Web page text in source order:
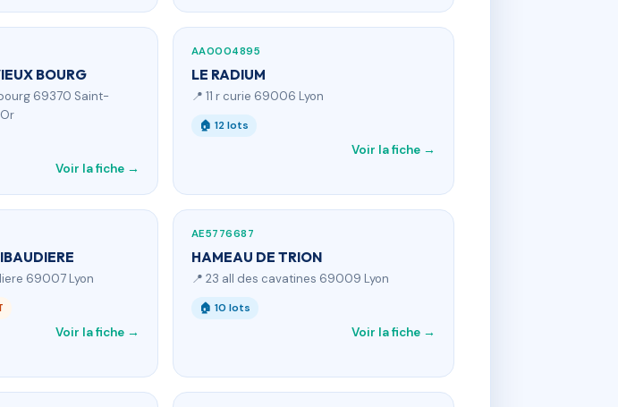
BOURG
69370 Saint-
Voir la fiche →
AA0004895
LE RADIUM
📍 11 r curie 69006 Lyon
🏠 12 lots
Voir la fiche →
69007 Lyon
Voir la fiche →
AE5776687
HAMEAU DE TRION
📍 23 all des cavatines 69009 Lyon
🏠 10 lots
Voir la fiche →